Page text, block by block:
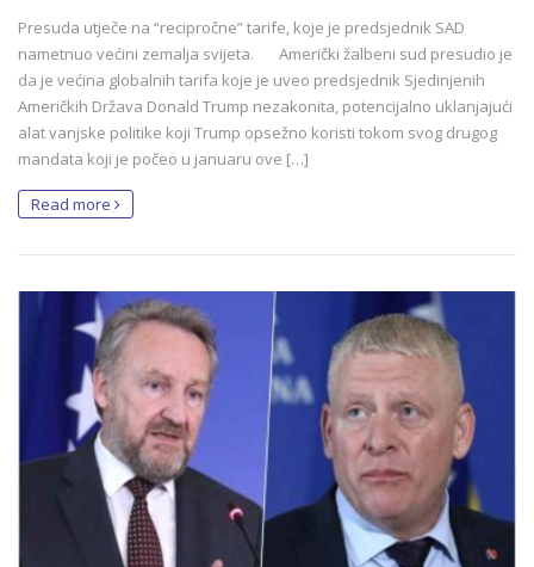
Presuda utječe na “recipročne” tarife, koje je predsjednik SAD
nametnuo većini zemalja svijeta. Američki žalbeni sud presudio je
da je većina globalnih tarifa koje je uveo predsjednik Sjedinjenih
Američkih Država Donald Trump nezakonita, potencijalno uklanjajući
alat vanjske politike koji Trump opsežno koristi tokom svog drugog
mandata koji je počeo u januaru ove […]
Read more